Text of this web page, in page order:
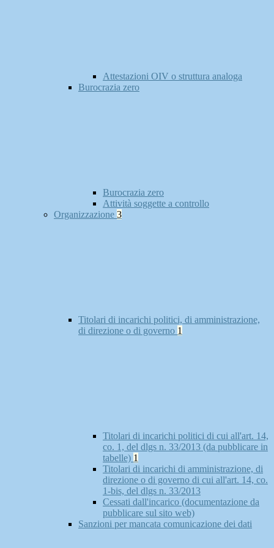
Attestazioni OIV o struttura analoga
Burocrazia zero
Burocrazia zero
Attività soggette a controllo
Organizzazione 3
Titolari di incarichi politici, di amministrazione,
di direzione o di governo 1
Titolari di incarichi politici di cui all'art. 14,
co. 1, del dlgs n. 33/2013 (da pubblicare in
tabelle) 1
Titolari di incarichi di amministrazione, di
direzione o di governo di cui all'art. 14, co.
1-bis, del dlgs n. 33/2013
Cessati dall'incarico (documentazione da
pubblicare sul sito web)
Sanzioni per mancata comunicazione dei dati